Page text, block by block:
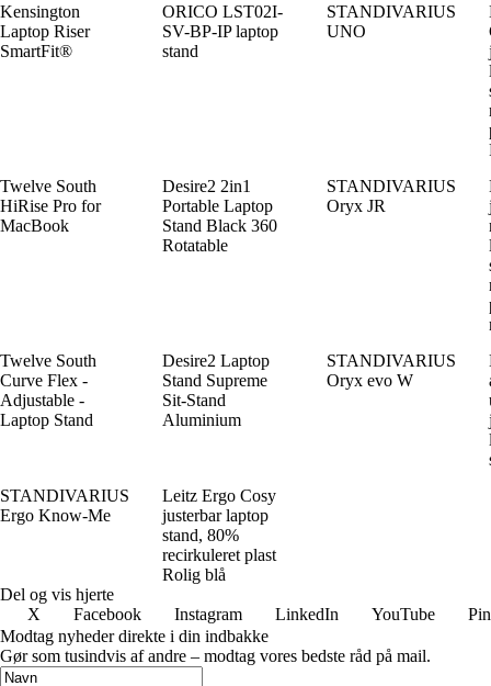
Kensington
Laptop Riser
SmartFit®
ORICO LST02I-
SV-BP-IP laptop
stand
STANDIVARIUS
UNO
Twelve South
HiRise Pro for
MacBook
Desire2 2in1
Portable Laptop
Stand Black 360
Rotatable
STANDIVARIUS
Oryx JR
Twelve South
Curve Flex -
Adjustable -
Laptop Stand
Desire2 Laptop
Stand Supreme
Sit-Stand
Aluminium
STANDIVARIUS
Oryx evo W
STANDIVARIUS
Ergo Know-Me
Leitz Ergo Cosy
justerbar laptop
stand, 80%
recirkuleret plast
Rolig blå
Del og vis hjerte
X
Facebook Instagram LinkedIn YouTube
Modtag nyheder direkte i din indbakke
Gør som tusindvis af andre – modtag vores bedste råd på mail.